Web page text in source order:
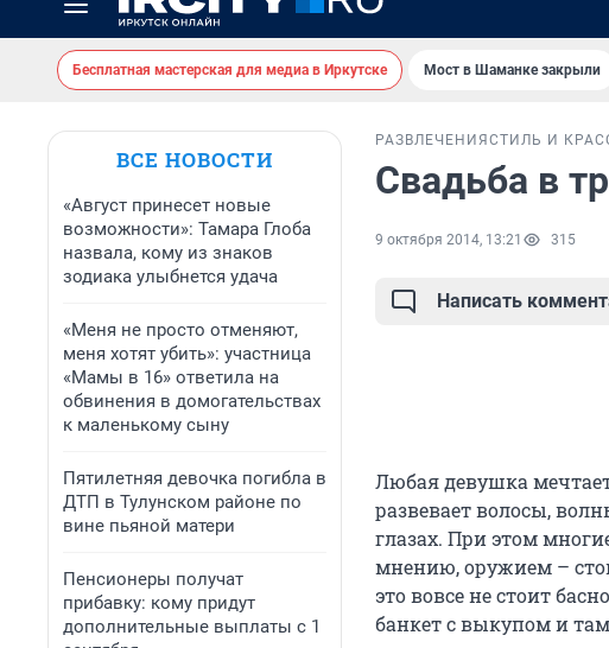
Бесплатная мастерская для медиа в Иркутске Мост в Шаманке закрыли
ВСЕ НОВОСТИ
«Август принесет новые
возможности»: Тамара Глоба
назвала, кому из знаков
зодиака улыбнется удача
«Меня не просто отменяют,
меня хотят убить»: участница
«Мамы в 16» ответила на
обвинения в домогательствах
к маленькому сыну
Пятилетняя девочка погибла в
ДТП в Тулунском районе по
вине пьяной матери
Пенсионеры получат
прибавку: кому придут
дополнительные выплаты с 1
РАЗВЛЕЧЕНИЯ СТИЛЬ И
Свадьба в
9 октября 2014, 13:21 315
Написать
Любая девушка мечтает
развевает волосы,
глазах. При этом
мнению, оружием –
это вовсе не стоит
банкет с выкупом и